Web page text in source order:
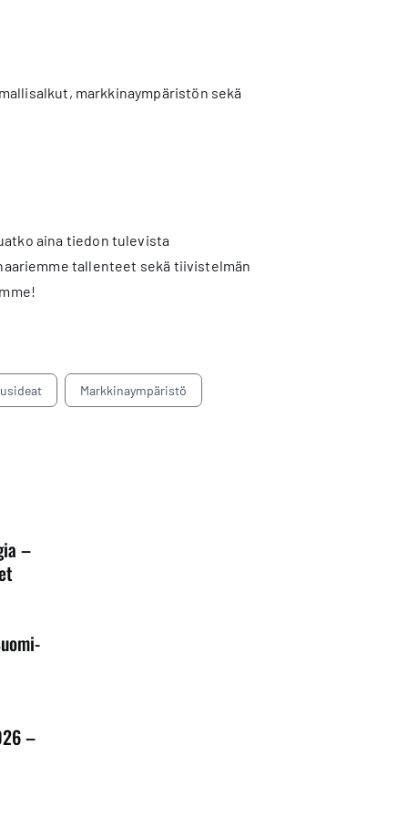
markkinaympäristön sekä
aina tiedon tulevista
tallenteet sekä tiivistelmän
Markkinaympäristö
–
–